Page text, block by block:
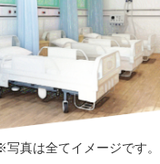
写真は全てイメージです。